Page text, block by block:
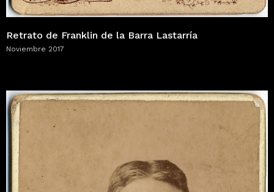
Retrato de Franklin de la Barra Lastarría
Noviembre 2017